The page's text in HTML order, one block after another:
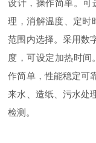
设计，操作简单。可
理，消解温度、定
范围内选择。采用数
度，可设定加热时
作简单，性能稳定可
来水、造纸、污水处
检测。